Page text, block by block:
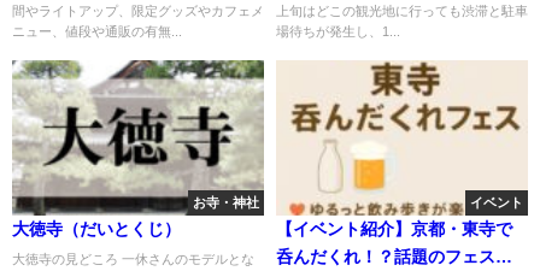
間やライトアップ、限定グッズやカフェメ
ニュー、値段や通販の有無...
上旬はどこの観光地に行っても渋滞と駐車
場待ちが発生し、1...
お寺・神社
大徳寺（だいとくじ）
大徳寺の見どころ 一休さんのモデルとな
イベント
【イベント紹介】京都・東寺で
呑んだくれ！？話題のフェスに